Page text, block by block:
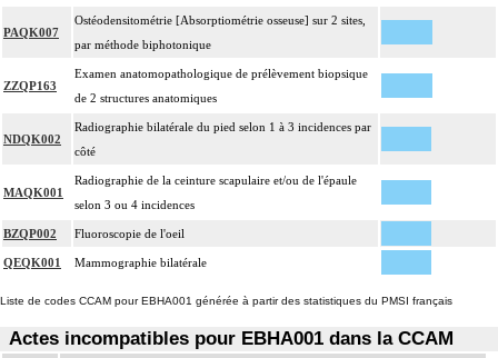
PAQK007
Ostéodensitométrie [Absorptiométrie osseuse] sur 2 sites,
par méthode biphotonique
ZZQP163
Examen anatomopathologique de prélèvement biopsique
de 2 structures anatomiques
NDQK002
Radiographie bilatérale du pied selon 1 à 3 incidences par
côté
MAQK001
Radiographie de la ceinture scapulaire et/ou de l'épaule
selon 3 ou 4 incidences
BZQP002 Fluoroscopie de l'oeil
QEQK001 Mammographie bilatérale
Liste de codes CCAM pour EBHA001 générée à partir des statistiques du PMSI français
Actes incompatibles pour EBHA001 dans la CCAM